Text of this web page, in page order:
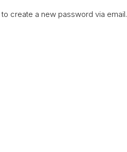
create a new password via email.